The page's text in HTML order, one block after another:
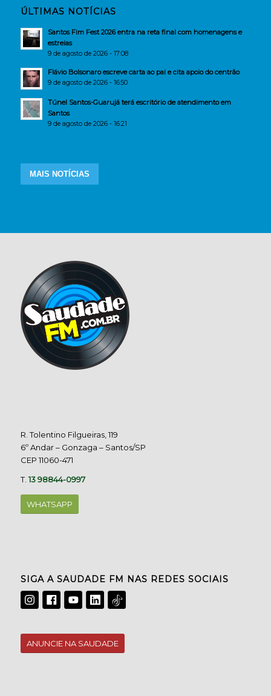
ÚLTIMAS NOTÍCIAS
Santos Fim Fest 2026 entra na reta final com homenagens e
estreias
9 de agosto de 2026 - 17:08
Flávio Bolsonaro escreve carta ao pai e cita apoio do centrão
9 de agosto de 2026 - 16:50
Túnel Santos-Guarujá terá escritório de atendimento em
Santos
9 de agosto de 2026 - 16:21
MAIS NOTÍCIAS
R. Tolentino Filgueiras, 119
6º Andar – Gonzaga – Santos/SP
CEP 11060-471
T.13 98844-0997
WHATSAPP
SIGA A SAUDADE FM NAS REDES SOCIAIS
ANUNCIE NA SAUDADE